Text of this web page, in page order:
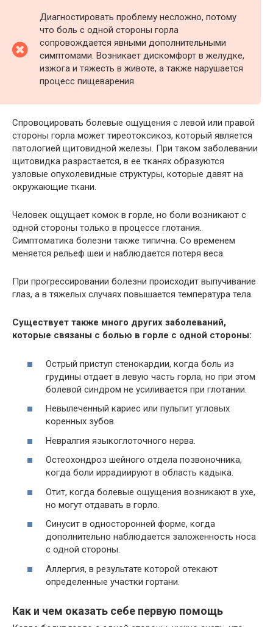
Диагностировать проблему несложно, потому
что боль с одной стороны горла
сопровождается явными дополнительными
симптомами. Возникает дискомфорт в желудке,
изжога и тяжесть в животе, а также нарушается
процесс пищеварения.
Спровоцировать болевые ощущения с левой или правой
стороны горла может тиреотоксикоз, который является
патологией щитовидной железы. При таком заболевании
щитовидка разрастается, в ее тканях образуются
узловые опухолевидные структуры, которые давят на
окружающие ткани.
Человек ощущает комок в горле, но боли возникают с
одной стороны только в процессе глотания.
Симптоматика болезни также типична. Со временем
меняется рельеф шеи и наблюдается потеря веса.
При прогрессировании болезни происходит выпучивание
глаз, а в тяжелых случаях повышается температура тела.
Существует также много других заболеваний,
которые связаны с болью в горле с одной стороны:
Oстрый приступ стенокардии, когда боль из
грудины отдает в левую часть горла, но при этом
болевой синдром не усиливается при глотании.
Невылеченный кариес или пульпит угловых
коренных зубов.
Невралгия языкоглоточного нерва.
Остеохондроз шейного отдела позвоночника,
когда боли иррадиируют в область кадыка.
Отит, когда болевые ощущения возникают в ухе,
но могут отдавать в горло.
Синусит в односторонней форме, когда
дополнительно наблюдается заложенность носа
с одной стороны.
Аллергия, в результате которой отекают
определенные участки гортани.
Как и чем оказать себе первую помощь